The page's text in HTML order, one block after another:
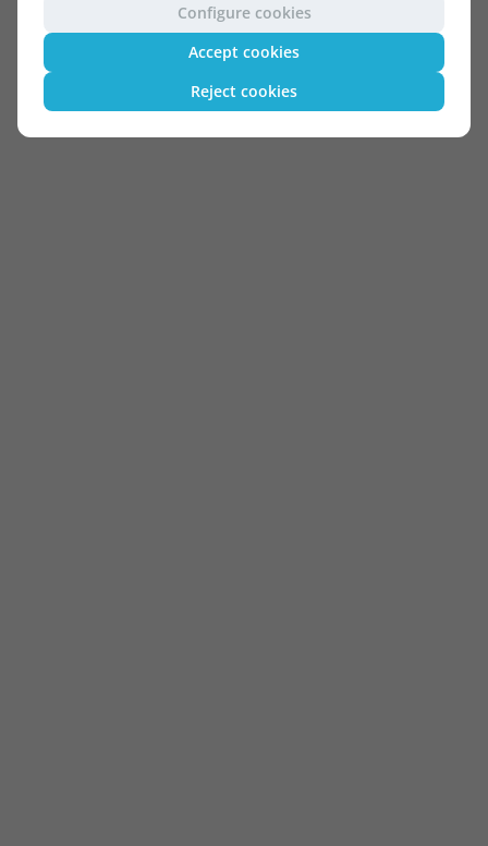
Configure cookies
Accept cookies
Reject cookies